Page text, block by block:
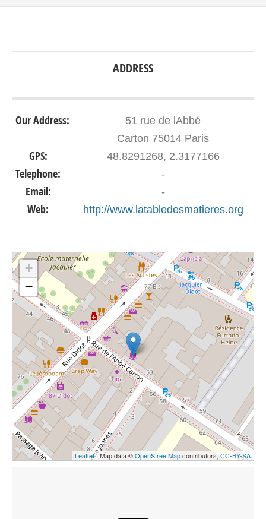
ADDRESS
Our Address:
51 rue de lAbbé
Carton 75014 Paris
GPS: 48.8291268, 2.3177166
Telephone: -
Email: -
Web: http://www.latabledesmatieres.org
+
−
Leaflet| Map data ©OpenStreetMapcontributors, CC-BY-SA